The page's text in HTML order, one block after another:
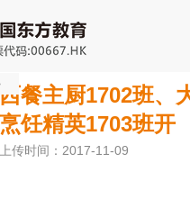
餐主厨1702班、
饪精英1703班开
上传时间：2017-11-09